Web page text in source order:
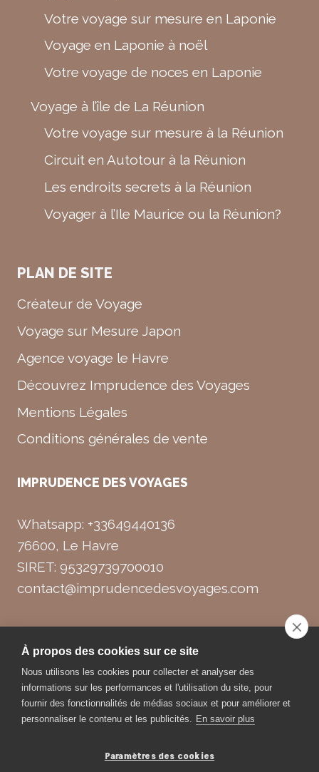
Votre voyage sur mesure en Laponie
Voyage en Laponie à noël
Votre voyage de noces en Laponie
Voyage à l’île de La Réunion
Votre voyage sur mesure à la Réunion
Circuit en Autotour à la Réunion
Les endroits secrets à la Réunion
Voyager à l’Ile Maurice ou la Réunion?
PLAN DE SITE
Créateur de Voyage
Voyage sur Mesure Japon
Agence voyage le Havre
Découvrez Imprudence des Voyages
Mentions Légales
Conditions générales de vente
IMPRUDENCE DES VOYAGES
Whatsapp: +33649440136
76600, Le Havre
SIRET: 95329739700010
contact@imprudencedesvoyages.com
© 2026 Imprudence des Voyages
Création deFlex Media
À propos des cookies sur ce site
Nous utilisons les cookies pour collecter et analyser des
informations sur les performances et l'utilisation du site, pour
fournir des fonctionnalités de médias sociaux et pour améliorer et
personnaliser le contenu et les publicités. En savoir plus
Paramètres des cookies